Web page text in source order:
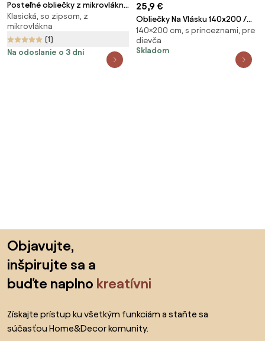
Posteľné obliečky z mikrovlákna
LEVANDUĽA 2x jednolôžko
Klasická, so zipsom, z
mikrovlákna
(1)
Na odoslanie o 3 dni
25,9 €
Obliečky Na Vlásku 140x200 /
70x90 cm – 100% bavlna,
rozprávkový motív princezien,
zips
140×200 cm, s princeznami, pre
dievča
Skladom
Objavujte,
inšpirujte sa a
buďte naplno kreatívni
Získajte prístup ku všetkým funkciám a staňte sa
súčasťou Home&Decor komunity.